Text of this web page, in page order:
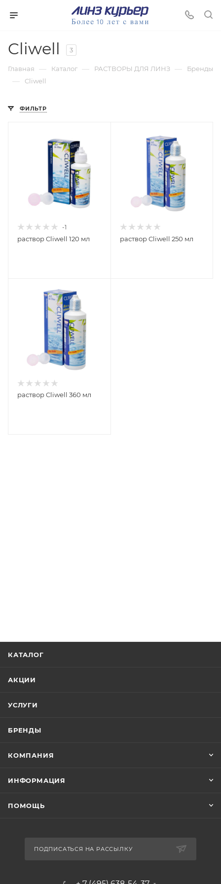
Cliwell 3
Главная — Каталог — РАСТВОРЫ ДЛЯ ЛИНЗ — Бренды
— Cliwell
ФИЛЬТР
-1
раствор Cliwell 120 мл раствор Cliwell 250 мл
раствор Cliwell 360 мл
КАТАЛОГ
АКЦИИ
УСЛУГИ
БРЕНДЫ
КОМПАНИЯ
ИНФОРМАЦИЯ
ПОМОЩЬ
ПОДПИСАТЬСЯ НА РАССЫЛКУ